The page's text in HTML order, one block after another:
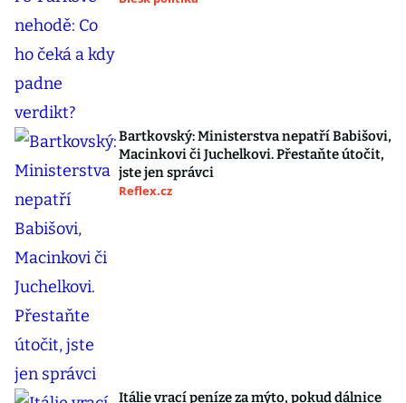
Bartkovský: Ministerstva nepatří Babišovi,
Macinkovi či Juchelkovi. Přestaňte útočit,
jste jen správci
Reflex.cz
Itálie vrací peníze za mýto, pokud dálnice